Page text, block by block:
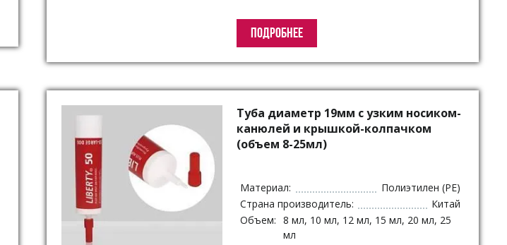
ПОДРОБНЕЕ
Туба диаметр 19мм с узким носиком-
канюлей и крышкой-колпачком
(объем 8-25мл)
Материал:
Полиэтилен (PE)
Страна производитель:
Китай
Объем: 8 мл, 10 мл, 12 мл, 15 мл, 20 мл, 25
мл